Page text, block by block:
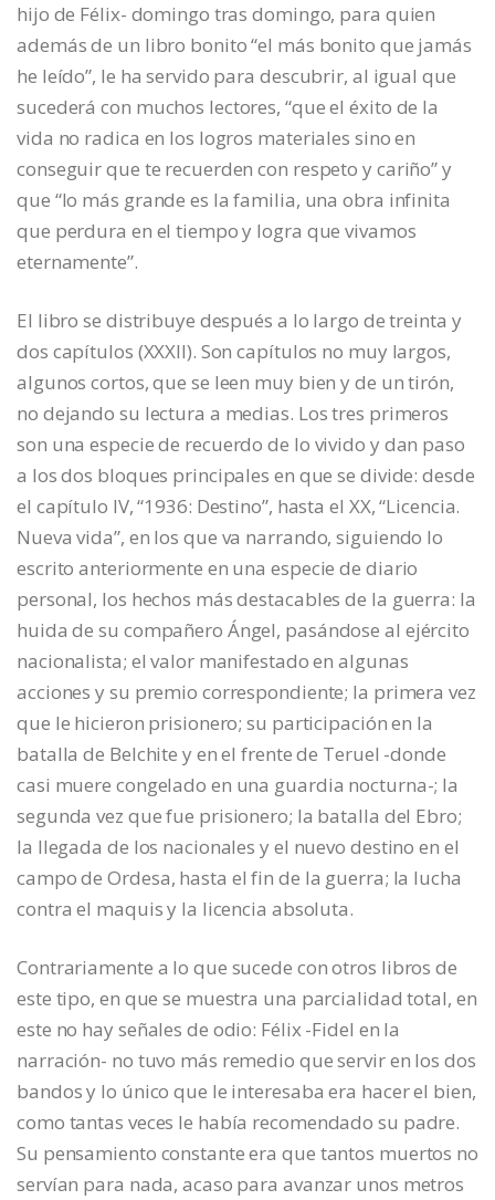
hijo de Félix- domingo tras domingo, para quien
además de un libro bonito “el más bonito que jamás
he leído”, le ha servido para descubrir, al igual que
sucederá con muchos lectores, “que el éxito de la
vida no radica en los logros materiales sino en
conseguir que te recuerden con respeto y cariño” y
que “lo más grande es la familia, una obra infinita
que perdura en el tiempo y logra que vivamos
eternamente”.
El libro se distribuye después a lo largo de treinta y
dos capítulos (XXXII). Son capítulos no muy largos,
algunos cortos, que se leen muy bien y de un tirón,
no dejando su lectura a medias. Los tres primeros
son una especie de recuerdo de lo vivido y dan paso
a los dos bloques principales en que se divide: desde
el capítulo IV, “1936: Destino”, hasta el XX, “Licencia.
Nueva vida”, en los que va narrando, siguiendo lo
escrito anteriormente en una especie de diario
personal, los hechos más destacables de la guerra: la
huida de su compañero Ángel, pasándose al ejército
nacionalista; el valor manifestado en algunas
acciones y su premio correspondiente; la primera vez
que le hicieron prisionero; su participación en la
batalla de Belchite y en el frente de Teruel -donde
casi muere congelado en una guardia nocturna-; la
segunda vez que fue prisionero; la batalla del Ebro;
la llegada de los nacionales y el nuevo destino en el
campo de Ordesa, hasta el fin de la guerra; la lucha
contra el maquis y la licencia absoluta.
Contrariamente a lo que sucede con otros libros de
este tipo, en que se muestra una parcialidad total, en
este no hay señales de odio: Félix -Fidel en la
narración- no tuvo más remedio que servir en los dos
bandos y lo único que le interesaba era hacer el bien,
como tantas veces le había recomendado su padre.
Su pensamiento constante era que tantos muertos no
servían para nada, acaso para avanzar unos metros